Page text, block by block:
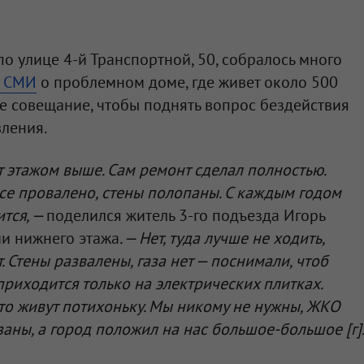
улице 4-й Транспортной, 50, собралось много
СМИ о проблемном доме, где живет около 500
совещание, чтобы поднять вопрос бездействия
этажом выше. Сам ремонт сделал полностью.
провалено, стены полопаны. С каждым годом
—поделился житель 3-го подъезда Игорь
нижнего этажа. — Нет, туда лучше не ходить,
Стены развалены, газа нет — поснимали, чтоб
только на электрических плитках.
живут потихоньку. Мы никому не нужны, ЖКО
а город положил на нас большое-большое [г].